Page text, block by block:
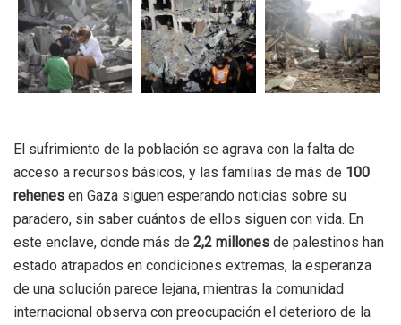
El sufrimiento de la población se agrava con la falta de
acceso a recursos básicos, y las familias de más de 100
rehenes en Gaza siguen esperando noticias sobre su
paradero, sin saber cuántos de ellos siguen con vida. En
este enclave, donde más de 2,2 millones de palestinos han
estado atrapados en condiciones extremas, la esperanza
de una solución parece lejana, mientras la comunidad
internacional observa con preocupación el deterioro de la